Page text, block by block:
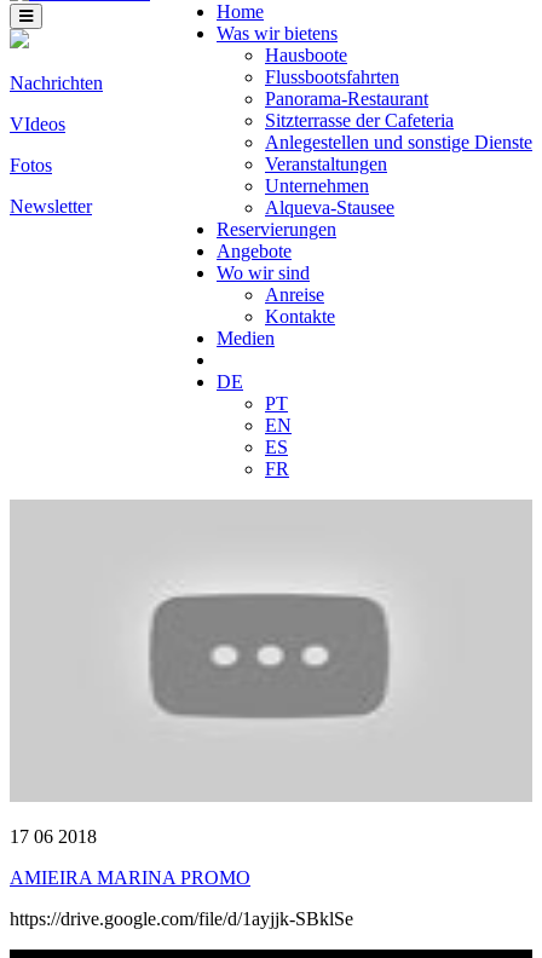
Home
Was wir bietens
Hausboote
Flussbootsfahrten
Panorama-Restaurant
Sitzterrasse der Cafeteria
Anlegestellen und sonstige Dienste
Veranstaltungen
Unternehmen
Alqueva-Stausee
Reservierungen
Angebote
Wo wir sind
Anreise
Kontakte
Medien
DE
PT
EN
ES
FR
Nachrichten
VIdeos
Fotos
Newsletter
17 06 2018
AMIEIRA MARINA PROMO
https://drive.google.com/file/d/1ayjjk-SBklSe